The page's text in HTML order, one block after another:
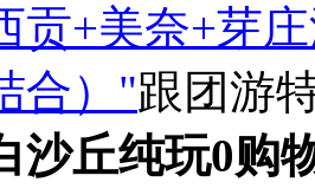
贡+美奈+芽
合）"跟团游
沙丘纯玩0购